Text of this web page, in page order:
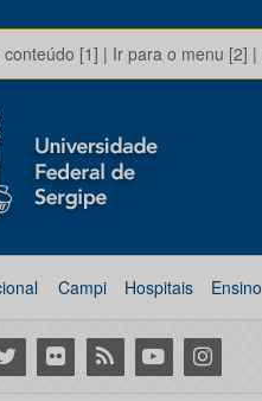
[1] | Ir para o menu [2] |
Campi Hospitais Ensino
Flickr RSS YoutubeInstagram